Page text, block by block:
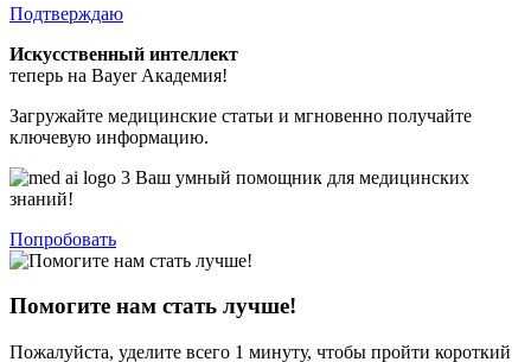
Подтверждаю
Искусственный интеллект
теперь на Bayer Академия!
Загружайте медицинские статьи и мгновенно получайте
ключевую информацию.
Ваш умный помощник для медицинских
знаний!
Попробовать
Помогите нам стать лучше!
Пожалуйста, уделите всего 1 минуту, чтобы пройти короткий